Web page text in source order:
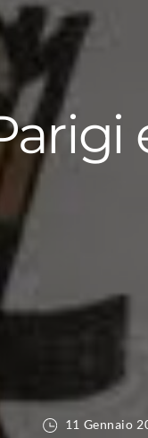
11 Gennaio